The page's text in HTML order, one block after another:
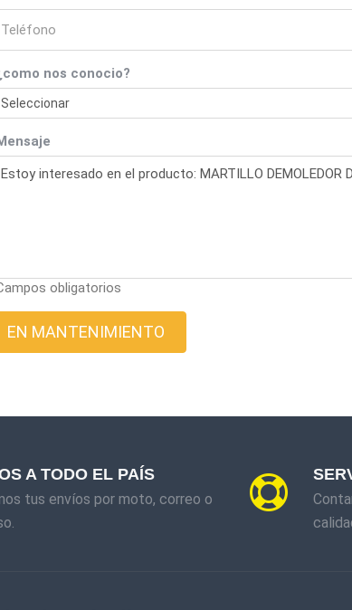
nos conocio?
obligatorios
EN MANTENIMIENTO
A TODO EL PAÍS
tus envíos por moto, correo o